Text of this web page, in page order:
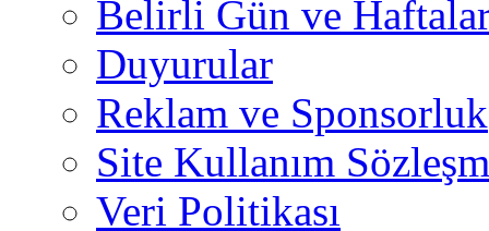
Belirli Gün ve
Duyurular
Reklam ve Sponsorluk
Site Kullanım
Veri Politikası